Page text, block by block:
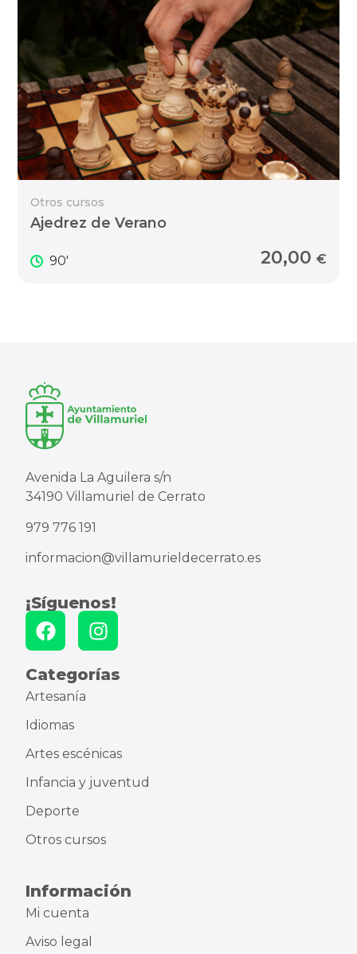
Otros cursos
Ajedrez de Verano
90' 20,00 €
Avenida La Aguilera s/n
34190 Villamuriel de Cerrato
979 776 191
informacion@villamurieldecerrato.es
¡Síguenos!
Categorías
Artesanía
Idiomas
Artes escénicas
Infancia y juventud
Deporte
Otros cursos
Información
Mi cuenta
Aviso legal